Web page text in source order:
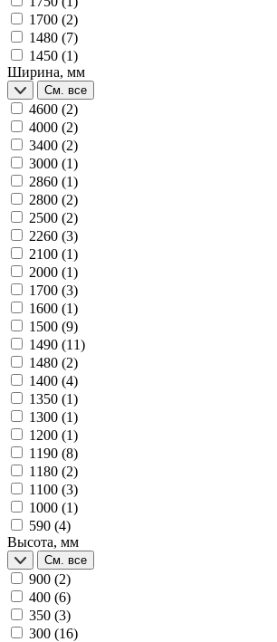
1700 (2)
1480 (7)
1450 (1)
Ширина, мм
См. все
4600 (2)
4000 (2)
3400 (2)
3000 (1)
2860 (1)
2800 (2)
2500 (2)
2260 (3)
2100 (1)
2000 (1)
1700 (3)
1600 (1)
1500 (9)
1490 (11)
1480 (2)
1400 (4)
1350 (1)
1300 (1)
1200 (1)
1190 (8)
1180 (2)
1100 (3)
1000 (1)
590 (4)
Высота, мм
См. все
900 (2)
400 (6)
350 (3)
300 (16)